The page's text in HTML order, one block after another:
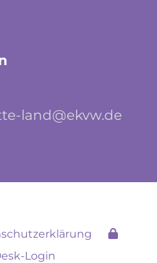
land@ekvw.de
Login